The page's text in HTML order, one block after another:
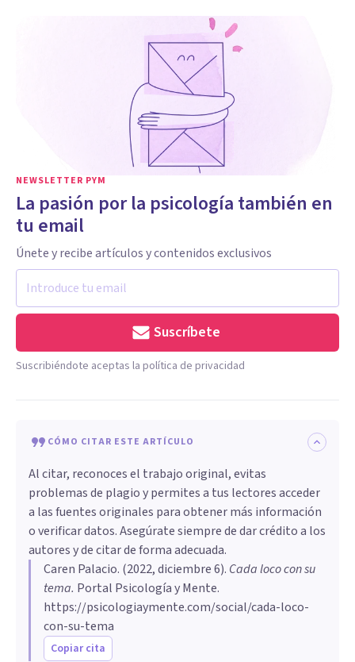
NEWSLETTER PYM
La pasión por la psicología también en
tu email
Únete y recibe artículos y contenidos exclusivos
Suscríbete
Suscribiéndote aceptas la política de privacidad
CÓMO CITAR ESTE ARTÍCULO
Al citar, reconoces el trabajo original, evitas
problemas de plagio y permites a tus lectores acceder
a las fuentes originales para obtener más información
o verificar datos. Asegúrate siempre de dar crédito a los
autores y de citar de forma adecuada.
Caren Palacio. (2022, diciembre 6). Cada loco con su
tema. Portal Psicología y Mente.
https://psicologiaymente.com/social/cada-loco-
con-su-tema
Copiar cita